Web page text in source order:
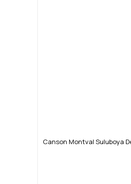
Canson Montval Suluboya